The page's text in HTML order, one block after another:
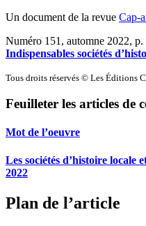
Un document de la revue Cap-
Numéro 151, automne 2022, p.
Indispensables sociétés
Tous droits réservés © Les Éditions
Feuilleter les articles de
Mot de l’oeuvre
Les sociétés d’histoire locale
2022
Plan de l’article